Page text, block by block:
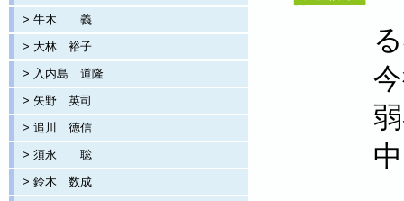
> 牛木 義
> 大林 裕子
> 入内島 道隆
> 矢野 英司
> 追川 徳信
> 須永 聡
> 鈴木 数成